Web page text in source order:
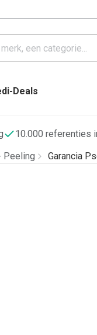
Deals
10.000 referenties
Peeling Garancia